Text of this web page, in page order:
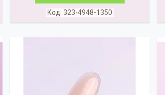
323-4948-1350